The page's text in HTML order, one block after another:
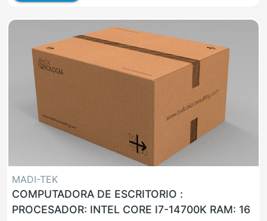
MADI-TEK
COMPUTADORA DE ESCRITORIO :
PROCESADOR: INTEL CORE I7-14700K RAM: 16